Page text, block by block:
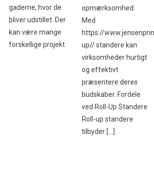
gaderne, hvor de
bliver udstillet. Der
kan være mange
forskellige projekt
opmærksomhed.
Med
https://
up// standere kan
virksomheder hurtigt
og effektivt
præsentere deres
budskaber. Fordele
ved Roll-Up Standere
Roll-up standere
tilbyder […]